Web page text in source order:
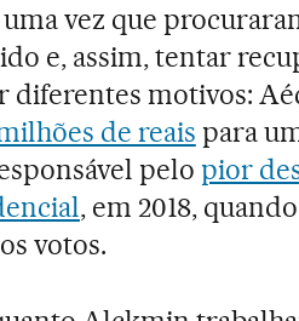
vez que
e, assim, tentar
diferentes motivos:
de reais para
pelo pior
, em 2018,
votos.